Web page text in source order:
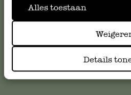
Alles toestaan
Details
nos réponses auxquestions les plus
serviceclientele@dille-